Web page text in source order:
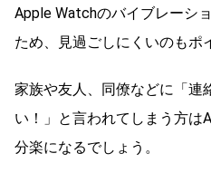
Apple Watchのバイブレーシ
ため、見過ごしにくいのもポ
家族や友人、同僚などに「連
い！」と言われてしまう方は
分楽になるでしょう。